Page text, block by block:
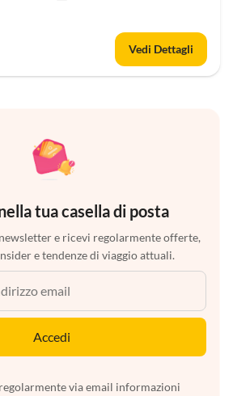
Vedi Dettagli
tua casella di posta
e ricevi regolarmente offerte,
e tendenze di viaggio attuali.
Accedi
via email informazioni